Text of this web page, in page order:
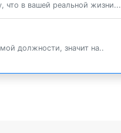
что в вашей реальной жизни...
должности, значит на..